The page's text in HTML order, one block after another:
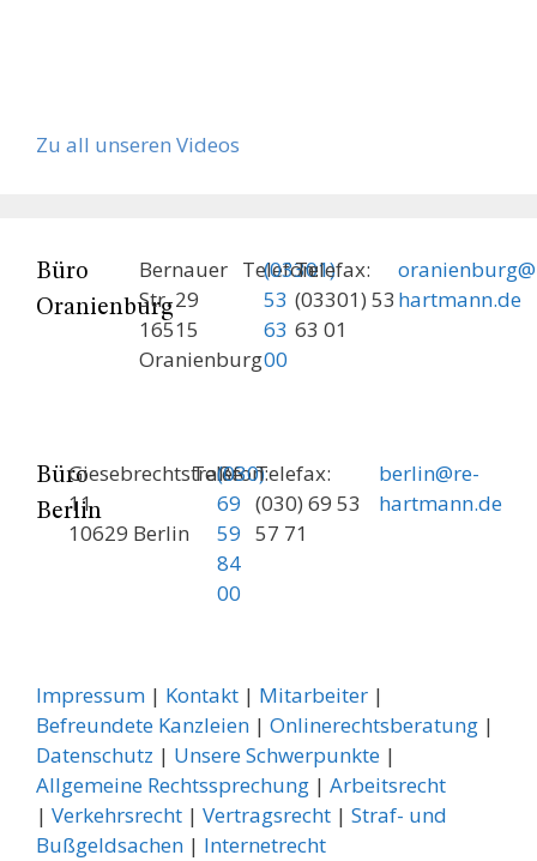
Zu all unseren Videos
Büro
Oranienburg
Bernauer
Str. 29
16515
Oranienburg
Telefon:
(03301)
53
63
00
Telefax:
(03301) 53
63 01
hartmann.de
Büro
Berlin
Giesebrechtstraße
11
10629 Berlin
Telefon:
(030)
69
59
84
00
Telefax:
(030) 69 53
57 71
berlin@re-
hartmann.de
Impressum | Kontakt | Mitarbeiter |
Befreundete Kanzleien | Onlinerechtsberatung |
Datenschutz | Unsere Schwerpunkte |
Allgemeine Rechtssprechung | ­ Arbeitsrecht
| Verkehrsrecht | Vertragsrecht | Straf- und
Bußgeldsachen | Internetrecht